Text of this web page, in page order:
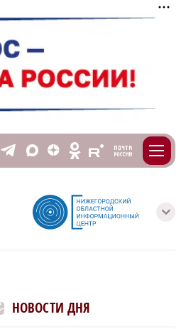
T X Z O E m
с
НОВОСТИ ДНЯ